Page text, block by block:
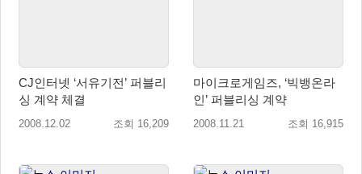
CJ인터넷 ‘서유기전’ 퍼블리
싱 계약 체결
2008.12.02 조회 16,209
마이크로게임즈, ‘빅뱅온라
인’ 퍼블리싱 계약
2008.11.21 조회 16,915